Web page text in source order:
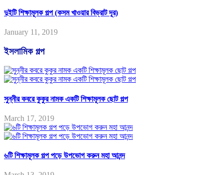
দুইটি শিক্ষামূলক গল্প (কসম খাওয়ার বিভ্রাট দূর)
January 11, 2019
ইসলামিক গল্প
সুন্নীর কবরে কুকুর নামক একটি শিক্ষামূলক ছোট গল্প
March 17, 2019
৬টি শিক্ষামূলক গল্প পড়ে উপভোগ করুন মহা আনন্দ